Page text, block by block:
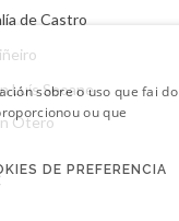
de Castro
Luís Seoane
Otero
sobre o uso que fai do
ou que
DE PREFERENCIA